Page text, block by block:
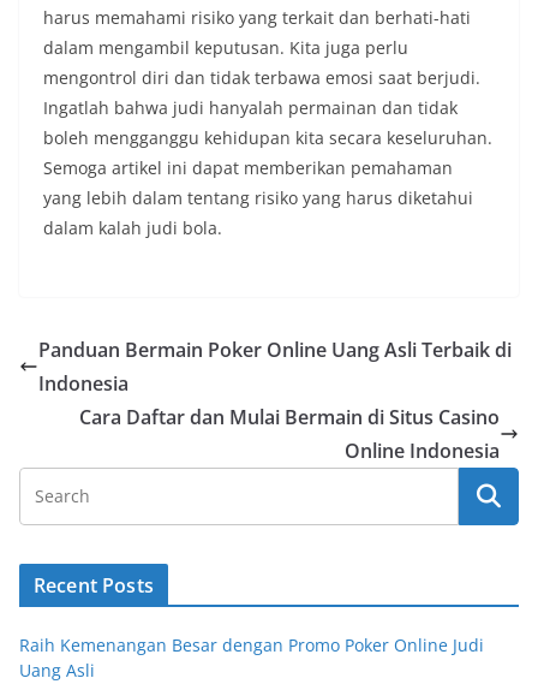
harus memahami risiko yang terkait dan berhati-hati
dalam mengambil keputusan. Kita juga perlu
mengontrol diri dan tidak terbawa emosi saat berjudi.
Ingatlah bahwa judi hanyalah permainan dan tidak
boleh mengganggu kehidupan kita secara keseluruhan.
Semoga artikel ini dapat memberikan pemahaman
yang lebih dalam tentang risiko yang harus diketahui
dalam kalah judi bola.
Panduan Bermain Poker Online Uang Asli Terbaik di
Indonesia
Cara Daftar dan Mulai Bermain di Situs Casino
Online Indonesia
Recent Posts
Raih Kemenangan Besar dengan Promo Poker Online Judi
Uang Asli